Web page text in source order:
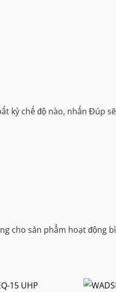
kỳ chế độ nào, nhấn Đúp
cho sản phẩm hoạt động